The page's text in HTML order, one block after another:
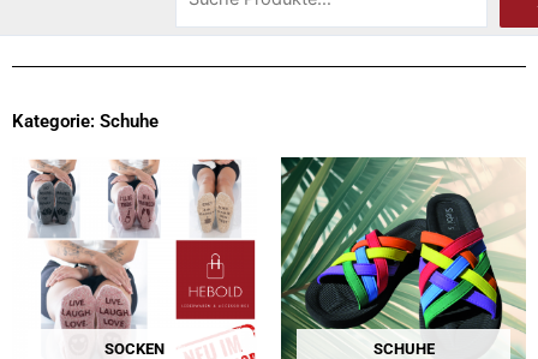
Kategorie: Schuhe
SOCKEN SCHUHE